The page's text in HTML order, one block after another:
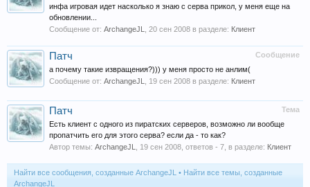
инфа игровая идет насколько я знаю с серва прикол, у меня еще на
обновлении...
Сообщение от: ArchangeJL 20 сен 2008 в разделе: Клиент
Сообщение
Патч
а почему такие извращения?))) у меня просто не анлим(
Сообщение от: ArchangeJL 19 сен 2008 в разделе: Клиент
Тема
Патч
Есть клиент с одного из пиратских серверов, возможно ли вообще
пропатчить его для этого серва? если да - то как?
Автор темы: ArchangeJL 19 сен 2008 , ответов - 7, в разделе: Клиент
Найти все сообщения, созданные ArchangeJL
Найти все темы, созданные
ArchangeJL